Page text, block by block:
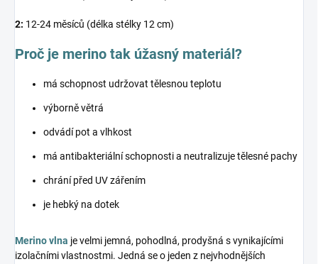
2: 12-24 měsíců (délka stélky 12 cm)
Proč je merino tak úžasný materiál?
má schopnost udržovat tělesnou teplotu
výborně větrá
odvádí pot a vlhkost
má antibakteriální schopnosti a neutralizuje tělesné pachy
chrání před UV zářením
je hebký na dotek
Merino vlna je velmi jemná, pohodlná, prodyšná s vynikajícími
izolačními vlastnostmi. Jedná se o jeden z nejvhodnějších